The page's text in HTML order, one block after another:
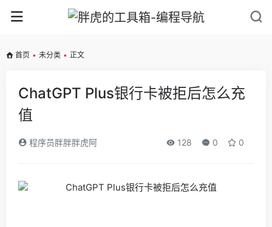
首页 • 未分类 • 正文
ChatGPT Plus银行卡被拒后怎么充
值
程序员胖胖胖虎阿 128 0 0